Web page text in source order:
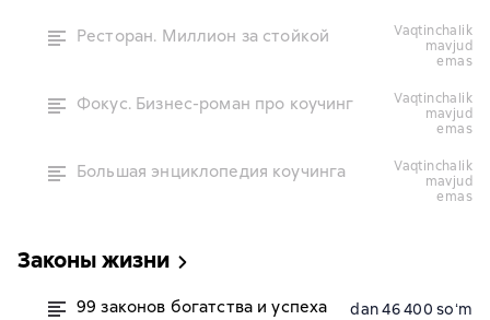
Ресторан. Миллион за стойкой
vaqtinchalik
mavjud
emas
Фокус. Бизнес-роман про коучинг
vaqtinchalik
mavjud
emas
Большая энциклопедия коучинга
vaqtinchalik
mavjud
emas
Законы жизни
99 законов богатства и успеха dan 46 400 soʻm